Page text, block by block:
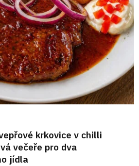
krkovice v chilli
večeře pro dva
jídla